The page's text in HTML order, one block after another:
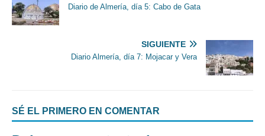
Diario de Almería, día 5: Cabo de Gata
SIGUIENTE
Diario Almería, día 7: Mojacar y Vera
SÉ EL PRIMERO EN COMENTAR